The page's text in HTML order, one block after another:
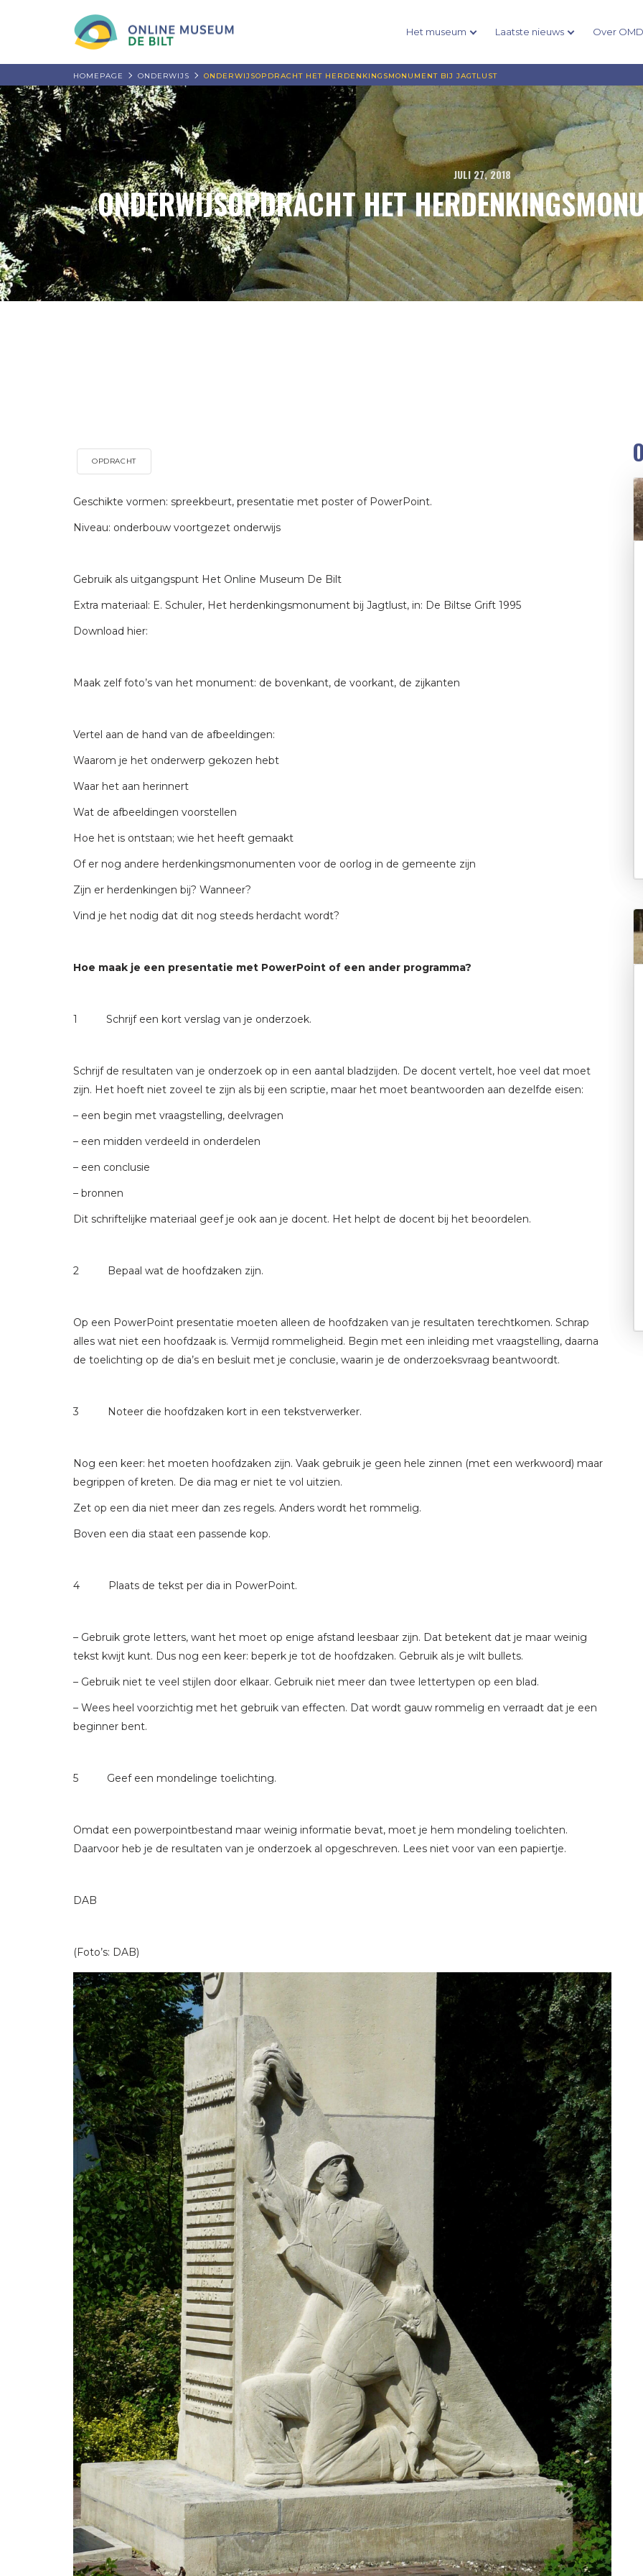
Het museum Laatste nieuws Over
HOMEPAGE ONDERWIJS ONDERWIJSOPDRACHT HET HERDENKINGSMONUMENT BIJ JAGTLUST
JULI 27, 2018
ONDERWIJSOPDRACHT HET
OPDRACHT
Geschikte vormen: spreekbeurt, presentatie met poster of PowerPoint.
Niveau: onderbouw voortgezet onderwijs
Gebruik als uitgangspunt Het Online Museum De Bilt
Extra materiaal: E. Schuler, Het herdenkingsmonument bij Jagtlust, in: De Biltse Grift 1995
Download hier:
Maak zelf foto’s van het monument: de bovenkant, de voorkant, de zijkanten
Vertel aan de hand van de afbeeldingen:
Waarom je het onderwerp gekozen hebt
Waar het aan herinnert
Wat de afbeeldingen voorstellen
Hoe het is ontstaan; wie het heeft gemaakt
Of er nog andere herdenkingsmonumenten voor de oorlog in de gemeente zijn
Zijn er herdenkingen bij? Wanneer?
Vind je het nodig dat dit nog steeds herdacht wordt?
Hoe maak je een presentatie met PowerPoint of een ander programma?
1 Schrijf een kort verslag van je onderzoek.
Schrijf de resultaten van je onderzoek op in een aantal bladzijden. De docent vertelt, hoe veel dat moet
zijn. Het hoeft niet zoveel te zijn als bij een scriptie, maar het moet beantwoorden aan dezelfde eisen:
– een begin met vraagstelling, deelvragen
– een midden verdeeld in onderdelen
– een conclusie
– bronnen
Dit schriftelijke materiaal geef je ook aan je docent. Het helpt de docent bij het beoordelen.
2 Bepaal wat de hoofdzaken zijn.
Op een PowerPoint presentatie moeten alleen de hoofdzaken van je resultaten terechtkomen. Schrap
alles wat niet een hoofdzaak is. Vermijd rommeligheid. Begin met een inleiding met vraagstelling, daarna
de toelichting op de dia’s en besluit met je conclusie, waarin je de onderzoeksvraag beantwoordt.
3 Noteer die hoofdzaken kort in een tekstverwerker.
Nog een keer: het moeten hoofdzaken zijn. Vaak gebruik je geen hele zinnen (met een werkwoord) maar
begrippen of kreten. De dia mag er niet te vol uitzien.
Zet op een dia niet meer dan zes regels. Anders wordt het rommelig.
Boven een dia staat een passende kop.
4 Plaats de tekst per dia in PowerPoint.
– Gebruik grote letters, want het moet op enige afstand leesbaar zijn. Dat betekent dat je maar weinig
tekst kwijt kunt. Dus nog een keer: beperk je tot de hoofdzaken. Gebruik als je wilt bullets.
– Gebruik niet te veel stijlen door elkaar. Gebruik niet meer dan twee lettertypen op een blad.
– Wees heel voorzichtig met het gebruik van effecten. Dat wordt gauw rommelig en verraadt dat je een
beginner bent.
5 Geef een mondelinge toelichting.
Omdat een powerpointbestand maar weinig informatie bevat, moet je hem mondeling toelichten.
Daarvoor heb je de resultaten van je onderzoek al opgeschreven. Lees niet voor van een papiertje.
DAB
(Foto’s: DAB)